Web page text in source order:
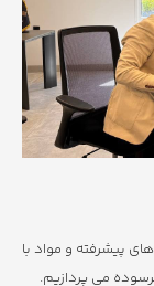
پیشرفته و مواد با
می پردازیم.